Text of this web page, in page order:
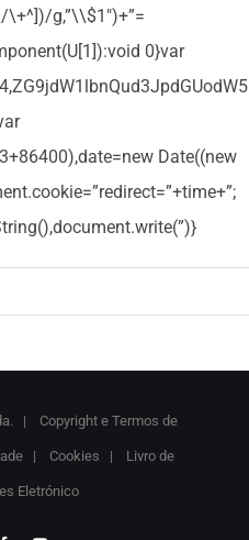
g,”\\$1″)+”=
0}var
Date((new
| Copyright e Termos de
| Cookies | Livro de
Eletrónico